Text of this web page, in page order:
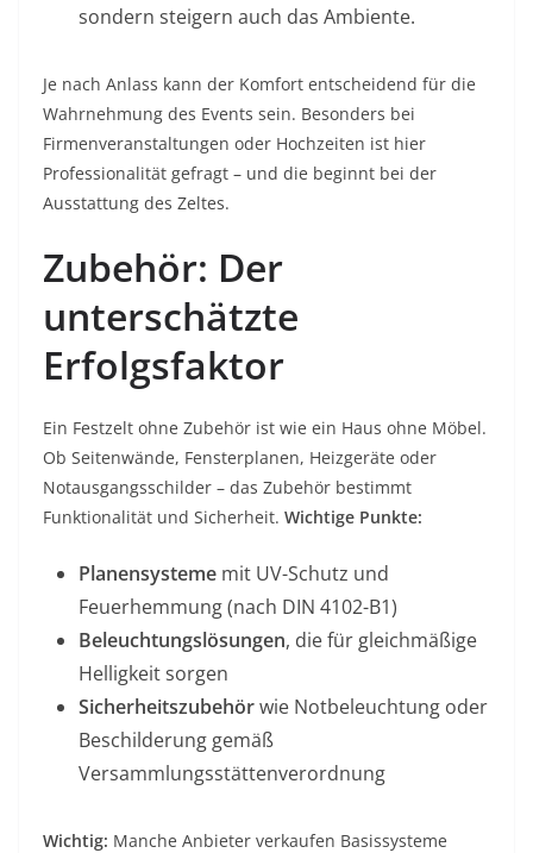
sondern steigern auch das Ambiente.
Je nach Anlass kann der Komfort entscheidend für die
Wahrnehmung des Events sein. Besonders bei
Firmenveranstaltungen oder Hochzeiten ist hier
Professionalität gefragt – und die beginnt bei der
Ausstattung des Zeltes.
Zubehör: Der
unterschätzte
Erfolgsfaktor
Ein Festzelt ohne Zubehör ist wie ein Haus ohne Möbel.
Ob Seitenwände, Fensterplanen, Heizgeräte oder
Notausgangsschilder – das Zubehör bestimmt
Funktionalität und Sicherheit. Wichtige Punkte:
Planensysteme mit UV-Schutz und
Feuerhemmung (nach DIN 4102-B1)
Beleuchtungslösungen, die für gleichmäßige
Helligkeit sorgen
Sicherheitszubehörwie Notbeleuchtung oder
Beschilderung gemäß
Versammlungsstättenverordnung
Wichtig: Manche Anbieter verkaufen Basissysteme